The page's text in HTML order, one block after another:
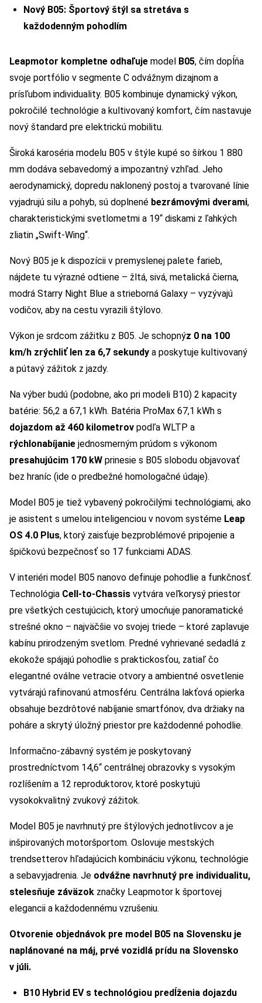
Nový B05: Športový štýl sa stretáva s
každodenným pohodlím
Leapmotor kompletne odhaľuje model B05, čím dopĺňa
svoje portfólio v segmente C odvážnym dizajnom a
prísľubom individuality. B05 kombinuje dynamický výkon,
pokročilé technológie a kultivovaný komfort, čím nastavuje
nový štandard pre elektrickú mobilitu.
Široká karoséria modelu B05 v štýle kupé so šírkou 1 880
mm dodáva sebavedomý a impozantný vzhľad. Jeho
aerodynamický, dopredu naklonený postoj a tvarované línie
vyjadrujú silu a pohyb, sú doplnené bezrámovými dverami,
charakteristickými svetlometmi a 19“ diskami z ľahkých
zliatin „Swift-Wing“.
Nový B05 je k dispozícii v premyslenej palete farieb,
nájdete tu výrazné odtiene – žltá, sivá, metalická čierna,
modrá Starry Night Blue a strieborná Galaxy – vyzývajú
vodičov, aby na cestu vyrazili štýlovo.
Výkon je srdcom zážitku z B05. Je schopnýz 0 na 100
km/h zrýchliť len za 6,7 sekundy a poskytuje kultivovaný
a pútavý zážitok z jazdy.
Na výber budú (podobne, ako pri modeli B10) 2 kapacity
batérie: 56,2 a 67,1 kWh. Batéria ProMax 67,1 kWh s
dojazdom až 460 kilometrov podľa WLTP a
rýchlonabíjanie jednosmerným prúdom s výkonom
presahujúcim 170 kW prinesie s B05 slobodu objavovať
bez hraníc (ide o predbežné homologačné údaje).
Model B05 je tiež vybavený pokročilými technológiami, ako
je asistent s umelou inteligenciou v novom systéme Leap
OS 4.0 Plus, ktorý zaisťuje bezproblémové pripojenie a
špičkovú bezpečnosť so 17 funkciami ADAS.
V interiéri model B05 nanovo definuje pohodlie a funkčnosť.
Technológia Cell-to-Chassis vytvára veľkorysý priestor
pre všetkých cestujúcich, ktorý umocňuje panoramatické
strešné okno – najväčšie vo svojej triede – ktoré zaplavuje
kabínu prirodzeným svetlom. Predné vyhrievané sedadlá z
ekokože spájajú pohodlie s praktickosťou, zatiaľ čo
elegantné oválne vetracie otvory a ambientné osvetlenie
vytvárajú rafinovanú atmosféru. Centrálna lakťová opierka
obsahuje bezdrôtové nabíjanie smartfónov, dva držiaky na
poháre a skrytý úložný priestor pre každodenné pohodlie.
Informačno-zábavný systém je poskytovaný
prostredníctvom 14,6“ centrálnej obrazovky s vysokým
rozlíšením a 12 reproduktorov, ktoré poskytujú
vysokokvalitný zvukový zážitok.
Model B05 je navrhnutý pre štýlových jednotlivcov a je
inšpirovaných motoršportom. Oslovuje mestských
trendsetterov hľadajúcich kombináciu výkonu, technológie
a sebavyjadrenia. Je odvážne navrhnutý pre individualitu,
stelesňuje záväzok značky Leapmotor k športovej
elegancii a každodennému vzrušeniu.
Otvorenie objednávok pre model B05 na Slovensku je
naplánované na máj, prvé vozidlá prídu na Slovensko
v júli.
B10 Hybrid EV s technológiou predĺženia dojazdu